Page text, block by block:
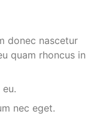
donec nascetur
quam rhoncus in
nec eget.